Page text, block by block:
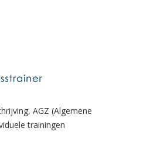
AGZ (Algemene
trainingen